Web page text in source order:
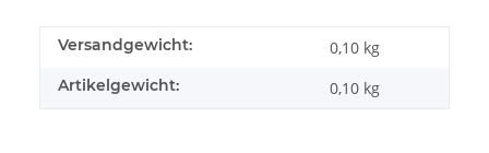
Versandgewicht: 0,10 kg
Artikelgewicht: 0,10 kg